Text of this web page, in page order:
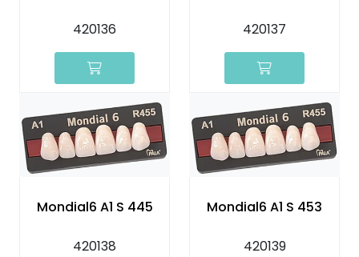
420136 420137
Mondial6 A1 S 445
420138
Mondial6 A1 S 453
420139